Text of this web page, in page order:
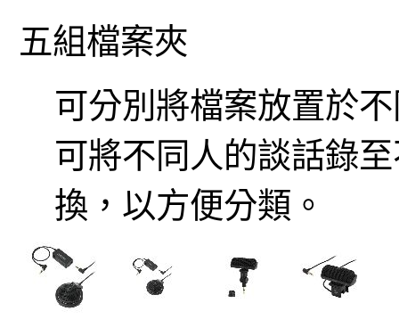
五組檔案夾
可分別將檔案放置於
可將不同人的談話錄
換，以方便分類。